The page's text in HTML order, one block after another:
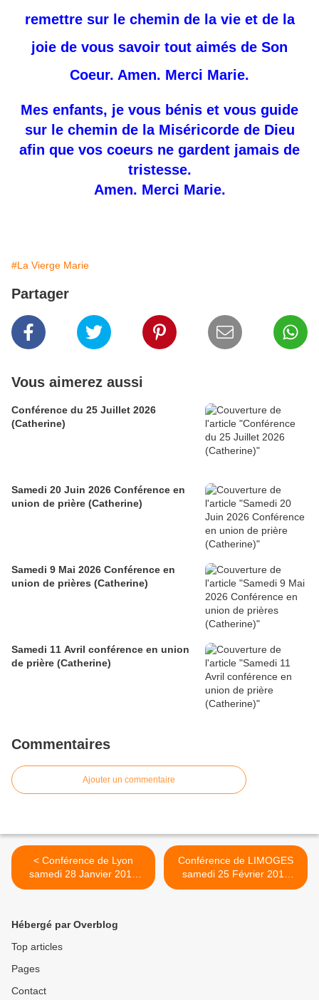
remettre sur le chemin de la vie et de la
joie de vous savoir tout aimés de Son
Coeur. Amen. Merci Marie.
Mes enfants, je vous bénis et vous guide
sur le chemin de la Miséricorde de Dieu
afin que vos coeurs ne gardent jamais de
tristesse.
Amen. Merci Marie.
#La Vierge Marie
Partager
Vous aimerez aussi
Conférence du 25 Juillet 2026
(Catherine)
Samedi 20 Juin 2026 Conférence en
union de prière (Catherine)
Samedi 9 Mai 2026 Conférence en
union de prières (Catherine)
Samedi 11 Avril conférence en union
de prière (Catherine)
Commentaires
Ajouter un commentaire
< Conférence de Lyon
samedi 28 Janvier 2017
(Catherine)
Conférence de LIMOGES
samedi 25 Février 2017
(Catherine) >
Hébergé par Overblog
Top articles
Pages
Contact